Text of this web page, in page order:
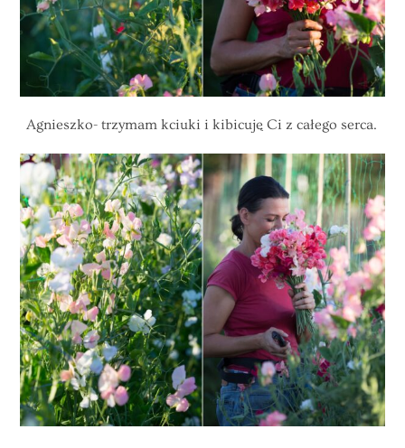
Agnieszko- trzymam kciuki i kibicuję Ci z całego serca.